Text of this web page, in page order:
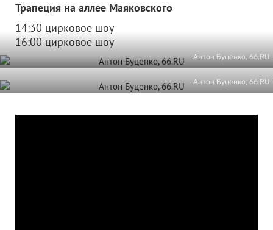
Трапеция на аллее Маяковского
14:30 цирковое шоу
16:00 цирковое шоу
Антон Буценко, 66.RU
Антон Буценко, 66.RU